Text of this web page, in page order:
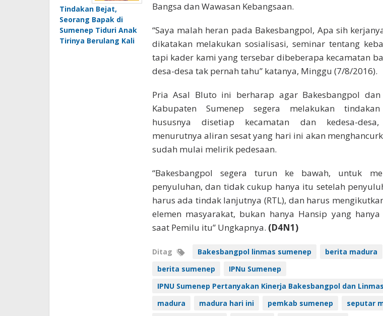
Tindakan Bejat,
Seorang Bapak di
Sumenep Tiduri Anak
Tirinya Berulang Kali
Bangsa dan Wawasan Kebangsaan.
“Saya malah heran pada Bakesbangpol, Apa sih
dikatakan melakukan sosialisasi, seminar tentang
tapi kader kami yang tersebar dibeberapa kecamatan
desa-desa tak pernah tahu” katanya, Minggu (7/8/2016).
Pria Asal Bluto ini berharap agar Bakesbangpol dan
Kabupaten Sumenep segera melakukan
hususnya disetiap kecamatan dan kedesa-
menurutnya aliran sesat yang hari ini akan
sudah mulai melirik pedesaan.
“Bakesbangpol segera turun ke bawah, untuk
penyuluhan, dan tidak cukup hanya itu setelah
harus ada tindak lanjutnya (RTL), dan harus
elemen masyarakat, bukan hanya Hansip yang hanya
saat Pemilu itu” Ungkapnya. (D4N1)
Ditag Bakesbangpol linmas sumenep
berita madura
berita sumenep
IPNu Sumenep
IPNU Sumenep Pertanyakan Kinerja Bakesbangpol dan Linmas
madura
madura hari ini pemkab sumenep
seputar